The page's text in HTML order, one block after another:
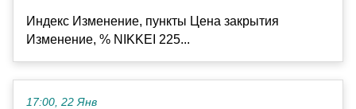
Индекс Изменение, пункты Цена закрытия
Изменение, % NIKKEI 225...
17:00, 22 Янв